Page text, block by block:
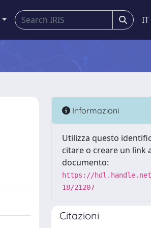
IT
Informazioni
Utilizza questo
citare o creare un link
documento:
https://
18/21207
Citazioni